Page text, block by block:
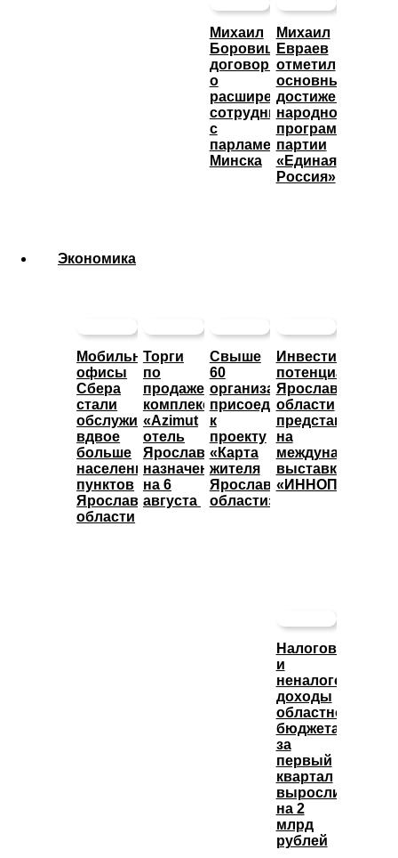
Михаил
Боровицкий
договорился
о
расширении
сотрудничества
с
парламентом
Минска
Михаил
Евраев
отметил
основные
достижения
народной
программы
партии
«Единая
Россия»
Экономика
Мобильные
офисы
Сбера
стали
обслуживать
вдвое
больше
населенных
пунктов
Ярославской
области
Торги
по
продаже
комплекса
«Azimut
отель
Ярославль»
назначены
на 6
августа
Свыше
60
организаций
присоединились
к
проекту
«Карта
жителя
Ярославской
области»
потенциал
Ярославской
области
представят
на
международной
выставке
«ИННОПРОМ»
Налоговые
и
неналоговые
доходы
областного
бюджета
за
первый
квартал
выросли
на 2
млрд
рублей